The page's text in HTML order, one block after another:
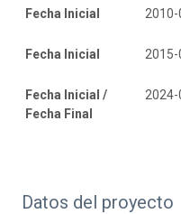
Fecha Inicial
Fecha Inicial
Fecha Inicial /
Fecha Final
Datos del proyecto